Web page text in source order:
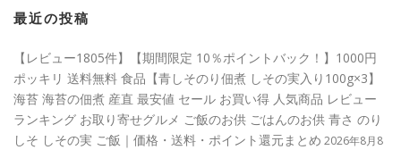
最近の投稿
【レビュー1805件】【期間限定 10％ポイントバック！】1000円
ポッキリ 送料無料 食品【青しそのり佃煮 しその実入り100g×3】
海苔 海苔の佃煮 産直 最安値 セール お買い得 人気商品 レビュー
ランキング お取り寄せグルメ ご飯のお供 ごはんのお供 青さ のり
しそ しその実 ご飯｜価格・送料・ポイント還元まとめ 2026年8月8